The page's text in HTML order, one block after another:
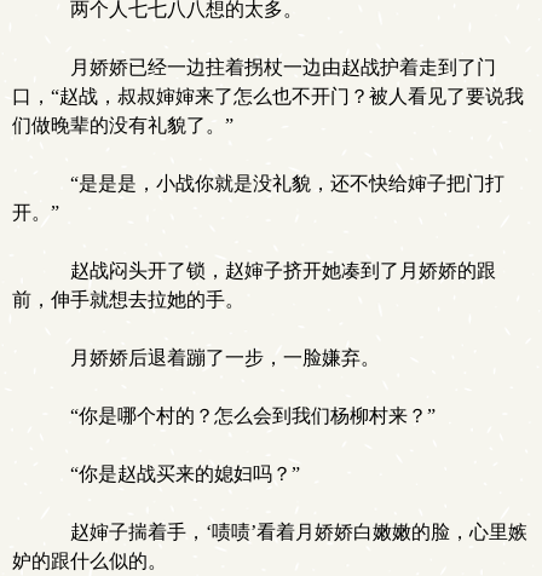
两个人七七八八想的太多。
月娇娇已经一边拄着拐杖一边由赵战护着走到了门
口，“赵战，叔叔婶婶来了怎么也不开门？被人看见了要说我
们做晚辈的没有礼貌了。”
“是是是，小战你就是没礼貌，还不快给婶子把门打
开。”
赵战闷头开了锁，赵婶子挤开她凑到了月娇娇的跟
前，伸手就想去拉她的手。
月娇娇后退着蹦了一步，一脸嫌弃。
“你是哪个村的？怎么会到我们杨柳村来？”
“你是赵战买来的媳妇吗？”
赵婶子揣着手，‘啧啧’看着月娇娇白嫩嫩的脸，心里嫉
妒的跟什么似的。